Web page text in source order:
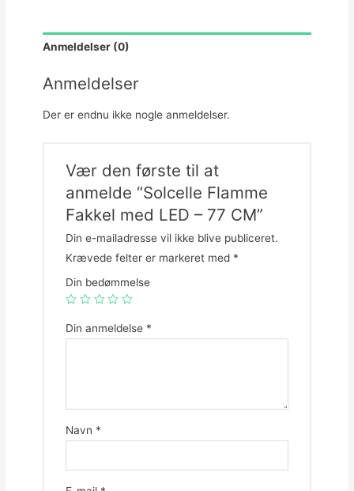
Anmeldelser (0)
Anmeldelser
Der er endnu ikke nogle anmeldelser.
Vær den første til at
anmelde “Solcelle Flamme
Fakkel med LED – 77 CM”
Din e-mailadresse vil ikke blive publiceret.
Krævede felter er markeret med *
Din bedømmelse
Din anmeldelse *
Navn *